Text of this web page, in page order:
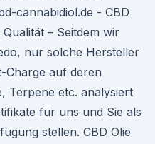
cannabidiol.de - CBD
– Seitdem wir
nur solche Hersteller
Charge auf deren
Terpene etc. analysiert
für uns und Sie als
stellen. CBD Olie